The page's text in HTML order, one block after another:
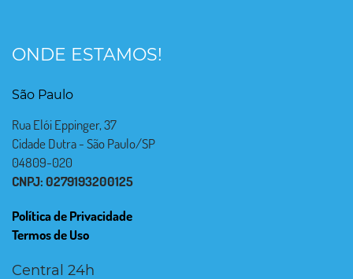
ONDE ESTAMOS!
São Paulo
Rua Elói Eppinger, 37
Cidade Dutra - São Paulo/SP
04809-020
CNPJ: 0279193200125
Política de Privacidade
Termos de Uso
Central 24h